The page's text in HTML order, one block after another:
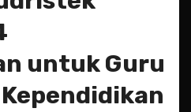
untuk Guru